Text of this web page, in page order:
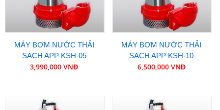
MÁY BƠM NƯỚC THẢI
SẠCH APP KSH-05
3,990,000 VNĐ
MÁY BƠM NƯỚC THẢI
SẠCH APP KSH-10
6,500,000 VNĐ